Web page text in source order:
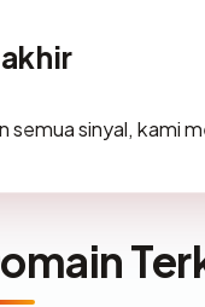
semua sinyal, kami